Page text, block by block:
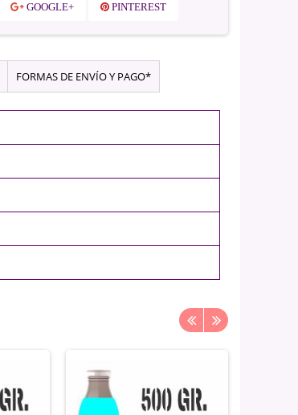
GOOGLE+ PINTEREST
FORMAS DE ENVÍO Y PAGO*